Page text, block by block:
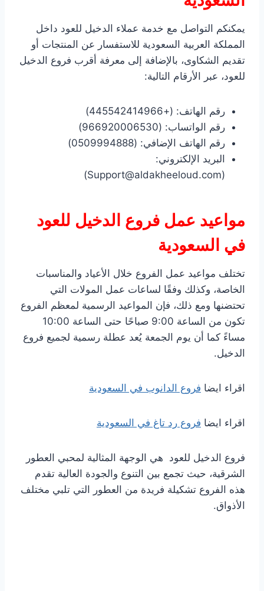
يمكنكم التواصل مع خدمة عملاء الدخيل للعود داخل
المملكة العربية السعودية للاستفسار عن المنتجات أو
تقديم الشكاوى، بالإضافة إلى معرفة أقرب فروع الدخيل
للعود، عبر الأرقام التالية:
رقم الهاتف: (+445542414966)
رقم الواتساب: (966920006530)
رقم الهاتف الإضافي: (0509994888)
البريد الإلكتروني:
(Support@aldakheeloud.com)
مواعيد عمل فروع الدخيل للعود
في السعودية
تختلف مواعيد عمل الفروع خلال الأعياد والمناسبات
الخاصة، وكذلك وفقًا لساعات عمل المولات التي
تحتضنها ومع ذلك، فإن المواعيد الرسمية لمعظم الفروع
تكون من الساعة 9:00 صباحًا حتى الساعة 10:00
مساءً كما أن يوم الجمعة يُعد عطلة رسمية لجميع فروع
الدخيل.
اقراء ايضا فروع الدانوب في السعودية
اقراء ايضا فروع رد تاغ في السعودية
فروع الدخيل للعود هي الوجهة المثالية لمحبي العطور
الشرقية، حيث تجمع بين التنوع والجودة العالية تقدم
هذه الفروع تشكيلة فريدة من العطور التي تلبي مختلف
الأذواق.